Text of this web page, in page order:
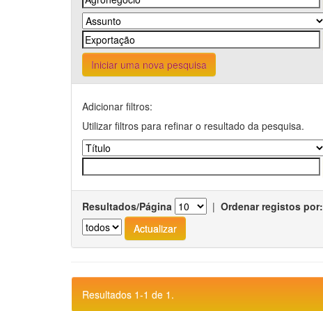
Iniciar uma nova pesquisa
Adicionar filtros:
Utilizar filtros para refinar o resultado da pesquisa.
Resultados/Página | Ordenar registos por:
Resultados 1-1 de 1.